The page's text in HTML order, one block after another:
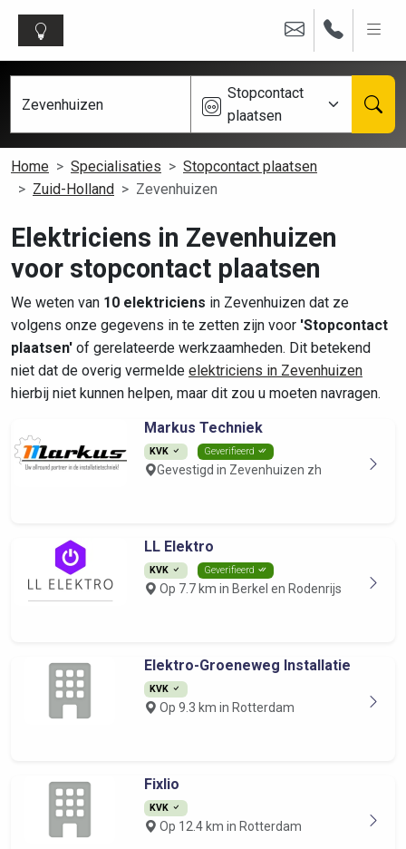
Stopcontact
plaatsen
Home Specialisaties
Stopcontact plaatsen
Zuid-Holland
Zevenhuizen
Elektriciens in Zevenhuizen
voor stopcontact plaatsen
We weten van 10 elektriciens in Zevenhuizen dat ze
volgens onze gegevens in te zetten zijn voor 'Stopcontact
plaatsen' of gerelateerde werkzaamheden. Dit betekend
niet dat de overig vermelde elektriciens in Zevenhuizen
hierbij niet kunnen helpen, maar dit zou u moeten navragen.
Markus Techniek
KVK Geverifieerd
Gevestigd in Zevenhuizen zh
LL Elektro
KVK Geverifieerd
Op 7.7 km in Berkel en Rodenrijs
Elektro-Groeneweg Installatie
KVK
Op 9.3 km in Rotterdam
Fixlio
KVK
Op 12.4 km in Rotterdam